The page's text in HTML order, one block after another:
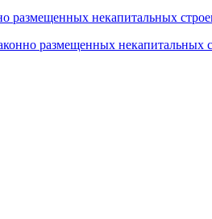
размещенных некапитальных
размещенных